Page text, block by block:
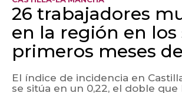
26 trabajadores
en la región en los
primeros meses
El índice de incidencia en
se sitúa en un 0,22, el doble